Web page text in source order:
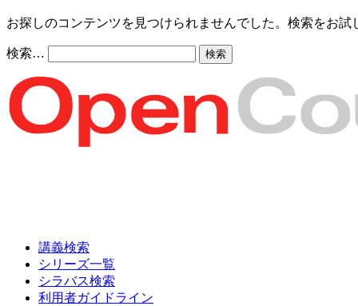
お探しのコンテンツを見つけられませんでした。検索をお試
検索…
講義検索
シリーズ一覧
シラバス検索
利用者ガイドライン